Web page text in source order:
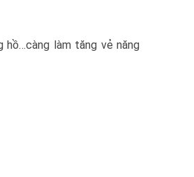
hồ…càng làm tăng vẻ năng